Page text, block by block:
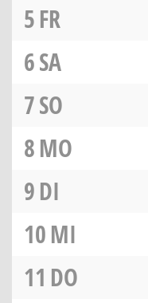
5FR
6SA
7SO
8MO
9DI
10MI
11 DO